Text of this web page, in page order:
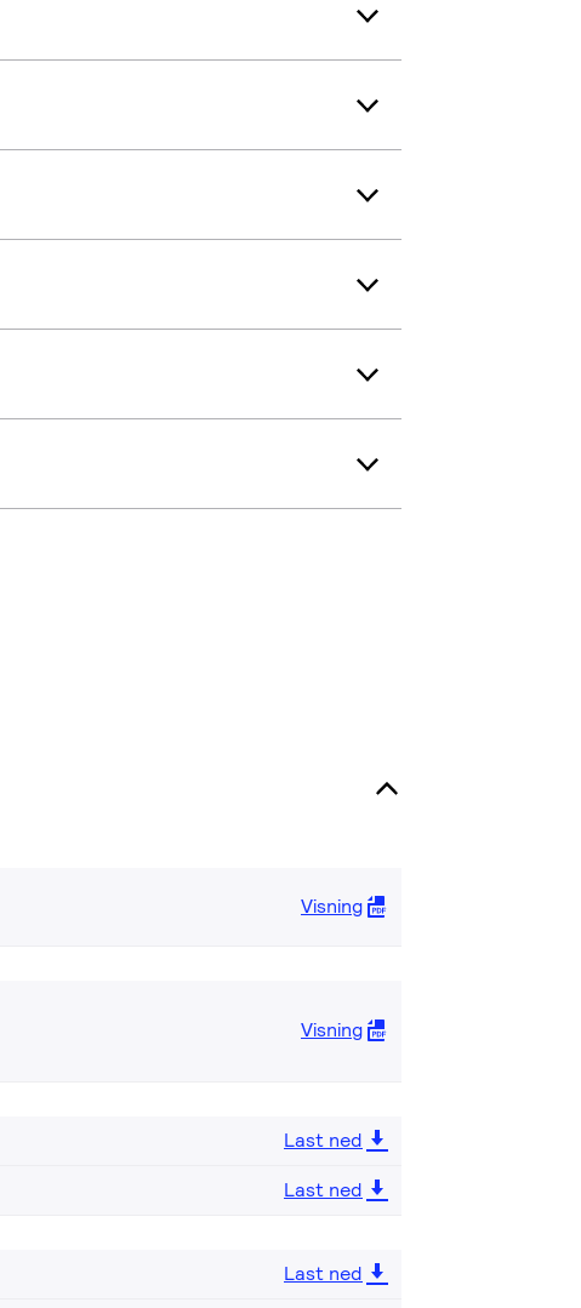
Visning
Visning
Last ned
Last ned
Last ned